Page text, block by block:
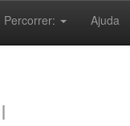
Percorrer: Ajuda